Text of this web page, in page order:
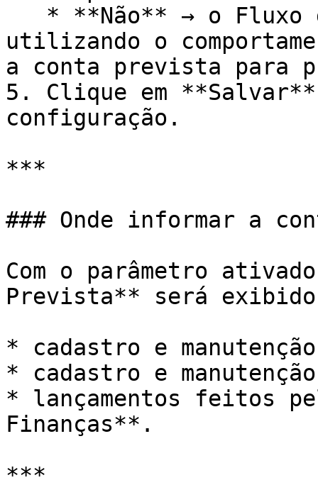
utilizando o
a conta prevista para
5. Clique em
configuração.
***
### Onde informar a
Com o parâmetro
Prevista** será
* cadastro e
* cadastro e
* lançamentos feitos
Finanças**.
***